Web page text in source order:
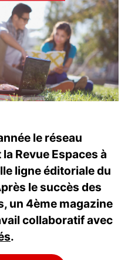
le réseau
Revue Espaces à
ligne éditoriale du
le succès des
un 4ème magazine
collaboratif avec
.